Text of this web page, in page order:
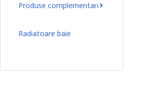
Produse complementare
Radiatoare baie